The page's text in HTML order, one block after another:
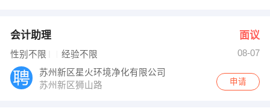
会计助理 面议
性别不限 经验不限
08-07
苏州新区星火环境净化有限公司
苏州新区狮山路
申请